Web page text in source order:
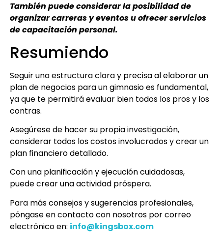
También puede considerar la posibilidad de
organizar carreras y eventos u ofrecer servicios
de capacitación personal.
Resumiendo
Seguir una estructura clara y precisa al elaborar un
plan de negocios para un gimnasio es fundamental,
ya que te permitirá evaluar bien todos los pros y los
contras.
Asegúrese de hacer su propia investigación,
considerar todos los costos involucrados y crear un
plan financiero detallado.
Con una planificación y ejecución cuidadosas,
puede crear una actividad próspera.
Para más consejos y sugerencias profesionales,
póngase en contacto con nosotros por correo
electrónico en: info@kingsbox.com